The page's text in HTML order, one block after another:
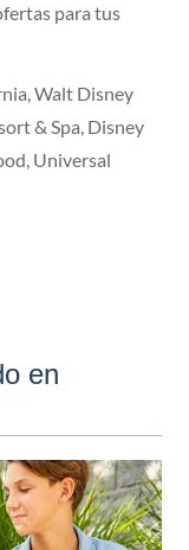
para tus
Walt Disney
& Spa, Disney
Universal